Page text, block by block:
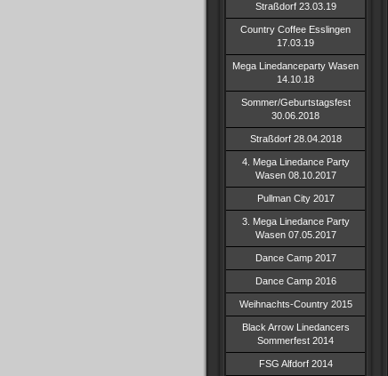
Straßdorf 23.03.19
Country Coffee Esslingen
17.03.19
Mega Linedanceparty Wasen
14.10.18
Sommer/Geburtstagsfest
30.06.2018
Straßdorf 28.04.2018
4. Mega Linedance Party
Wasen 08.10.2017
Pullman City 2017
3. Mega Linedance Party
Wasen 07.05.2017
Dance Camp 2017
Dance Camp 2016
Weihnachts-Country 2015
Black Arrow Linedancers
Sommerfest 2014
FSG Alfdorf 2014